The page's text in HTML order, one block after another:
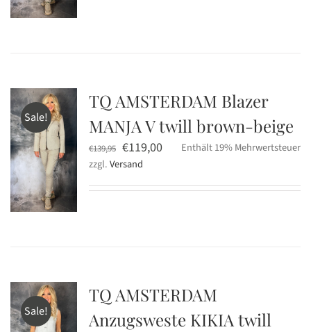
Sale!
TQ AMSTERDAM Blazer
MANJA V twill brown-beige
€139,95 Ursprünglicher
Preis
war:
€119,00Aktueller
ist:
Enthält 19% Mehrwertsteuer
zzgl.Versand
Sale!
TQ AMSTERDAM
Anzugsweste KIKIA twill